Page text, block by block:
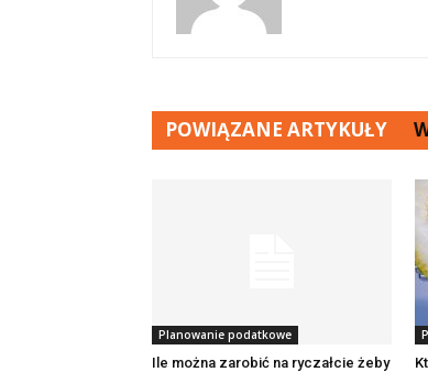
POWIĄZANE ARTYKUŁY
Planowanie podatkowe
Ile można zarobić na ryczałcie żeby